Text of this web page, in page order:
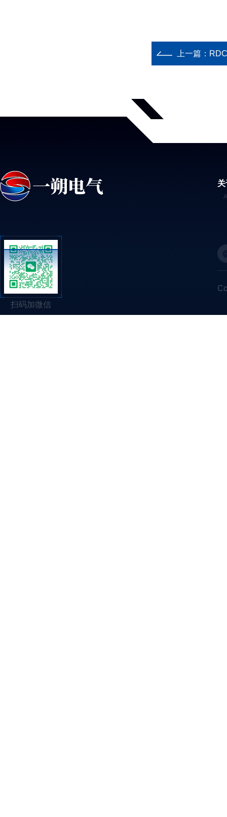
上一篇：
扫码加微信